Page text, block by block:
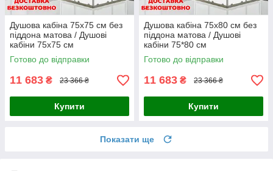
Душова кабіна 75х75 см без
піддона матова / Душові
кабіни 75x75 см
Готово до відправки
11 683 ₴ 23 366 ₴
Купити
Душова кабіна 75х80 см без
піддона матова / Душові
кабіни 75*80 см
Готово до відправки
11 683 ₴ 23 366 ₴
Купити
Показати ще